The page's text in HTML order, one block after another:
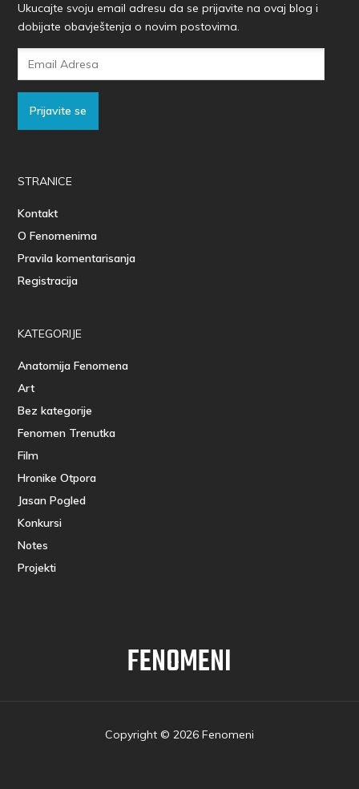
Ukucajte svoju email adresu da se prijavite na ovaj blog i
dobijate obavještenja o novim postovima.
Prijavite se
STRANICE
Kontakt
O Fenomenima
Pravila komentarisanja
Registracija
KATEGORIJE
Anatomija Fenomena
Art
Bez kategorije
Fenomen Trenutka
Film
Hronike Otpora
Jasan Pogled
Konkursi
Notes
Projekti
FENOMENI
Copyright © 2026 Fenomeni